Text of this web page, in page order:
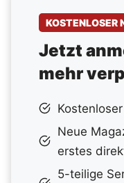
KOSTENLOSER
Jetzt
mehr
Neue
erstes
5-teilige